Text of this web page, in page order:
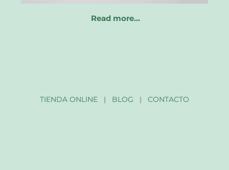
Read more…
TIENDA ONLINE| BLOG | CONTACTO